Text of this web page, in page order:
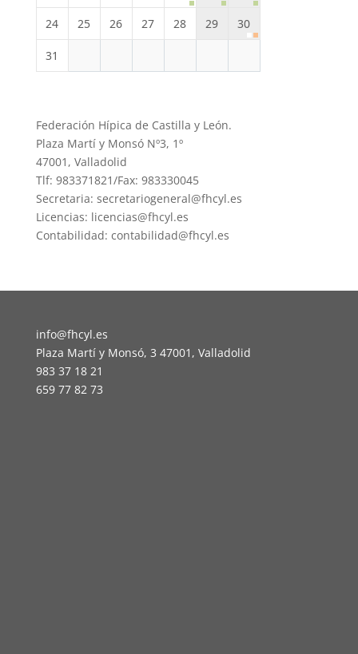
24 25 26 27 28 29 30
31
Federación Hípica de Castilla y León.
Plaza Martí y Monsó Nº3, 1º
47001, Valladolid
Tlf: 983371821/Fax: 983330045
Secretaria: secretariogeneral@fhcyl.es
Licencias: licencias@fhcyl.es
Contabilidad: contabilidad@fhcyl.es
info@fhcyl.es
Plaza Martí y Monsó, 3 47001, Valladolid
983 37 18 21
659 77 82 73